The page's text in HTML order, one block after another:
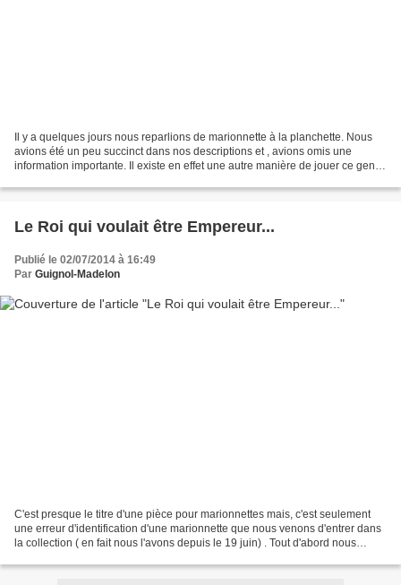
Il y a quelques jours nous reparlions de marionnette à la planchette. Nous
avions été un peu succinct dans nos descriptions et , avions omis une
information importante. Il existe en effet une autre manière de jouer ce genre
Le Roi qui voulait être Empereur...
Publié le 02/07/2014 à 16:49
Par Guignol-Madelon
C'est presque le titre d'une pièce pour marionnettes mais, c'est seulement
une erreur d'identification d'une marionnette que nous venons d'entrer dans
la collection ( en fait nous l'avons depuis le 19 juin) . Tout d'abord nous